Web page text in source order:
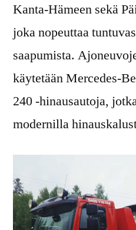
Kanta-Hämeen sekä
joka nopeuttaa
saapumista.
käytetään Mercedes-
240 -hinausautoja,
modernilla